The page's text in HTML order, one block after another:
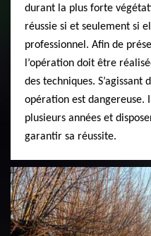
durant la plus forte
réussie si et seulement si
professionnel. Afin de
l’opération doit être
des techniques.
opération est
plusieurs années et
garantir sa réussite.